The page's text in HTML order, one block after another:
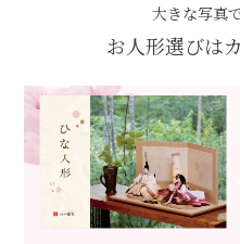
大きな写真
お人形選びは